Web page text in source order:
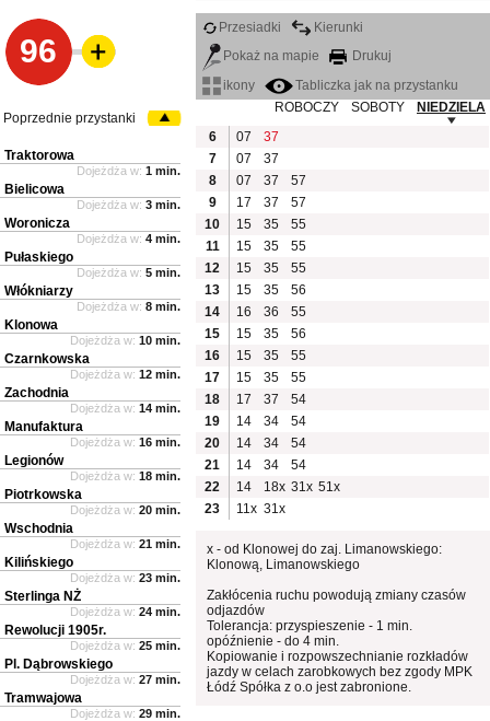
96
Przesiadki
Kierunki
Pokaż na mapie
Drukuj
ikony
Tabliczka jak na przystanku
ROBOCZY
SOBOTY
NIEDZIELA
6
07
37
7
07
37
8
07 37
57
9
17 37
57
10
15 35
55
11
15 35
55
12
15 35
55
13
15 35
56
14
16 36
55
15
15 35
56
16
15 35
55
17
15 35
55
18
17 37
54
19
14 34
54
20
14 34
54
21
14 34
54
22
14 18x 31x 51x
23
11x 31x
x - od Klonowej do zaj. Limanowskiego:
Klonową, Limanowskiego
Zakłócenia ruchu powodują zmiany czasów
odjazdów
Tolerancja: przyspieszenie - 1 min.
opóźnienie - do 4 min.
Kopiowanie i rozpowszechnianie rozkładów
jazdy w celach zarobkowych bez zgody MPK
Łódź Spółka z o.o jest zabronione.
Poprzednie przystanki
Traktorowa
Dojeżdża w: 1 min.
Bielicowa
Dojeżdża w: 3 min.
Woronicza
Dojeżdża w: 4 min.
Pułaskiego
Dojeżdża w: 5 min.
Włókniarzy
Dojeżdża w: 8 min.
Klonowa
Dojeżdża w: 10 min.
Czarnkowska
Dojeżdża w: 12 min.
Zachodnia
Dojeżdża w: 14 min.
Manufaktura
Dojeżdża w: 16 min.
Legionów
Dojeżdża w: 18 min.
Piotrkowska
Dojeżdża w: 20 min.
Wschodnia
Dojeżdża w: 21 min.
Kilińskiego
Dojeżdża w: 23 min.
Sterlinga NŻ
Dojeżdża w: 24 min.
Rewolucji 1905r.
Dojeżdża w: 25 min.
Pl. Dąbrowskiego
Dojeżdża w: 27 min.
Tramwajowa
Dojeżdża w: 29 min.